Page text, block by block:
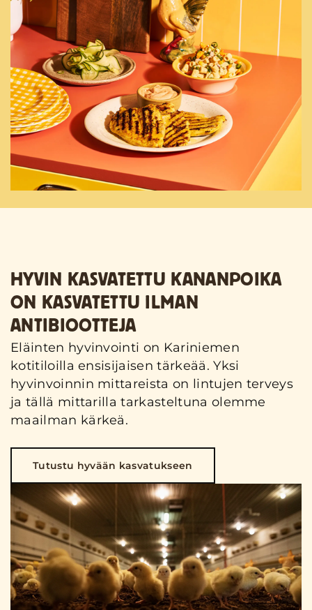
HYVIN KASVATETTU KANANPOIKA
ON KASVATETTU ILMAN
ANTIBIOOTTEJA
Eläinten hyvinvointi on Kariniemen
kotitiloilla ensisijaisen tärkeää. Yksi
hyvinvoinnin mittareista on lintujen terveys
ja tällä mittarilla tarkasteltuna olemme
maailman kärkeä.
Tutustu hyvään kasvatukseen